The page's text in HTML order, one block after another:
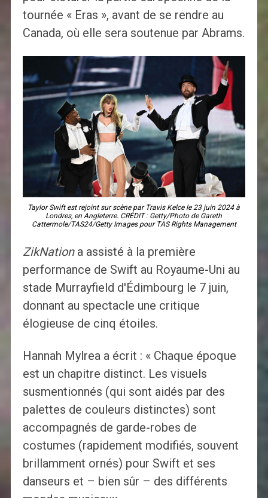
tournée « Eras », avant de se rendre au
Canada, où elle sera soutenue par Abrams.
Taylor Swift est rejoint sur scène par Travis Kelce le 23 juin 2024 à
Londres, en Angleterre. CRÉDIT : Getty/Photo de Gareth
Cattermole/TAS24/Getty Images pour TAS Rights Management
ZikNationa assisté à la première
performance de Swift au Royaume-Uni au
stade Murrayfield d'Édimbourg le 7 juin,
donnant au spectacle une critique
élogieuse de cinq étoiles.
Hannah Mylrea a écrit : « Chaque époque
est un chapitre distinct. Les visuels
susmentionnés (qui sont aidés par des
palettes de couleurs distinctes) sont
accompagnés de garde-robes de
costumes (rapidement modifiés, souvent
brillamment ornés) pour Swift et ses
danseurs et – bien sûr – des différents